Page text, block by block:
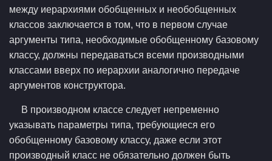
между иерархиями обобщенных и необобщенных
классов заключается в том, что в первом случае
аргументы типа, необходимые обобщенному базовому
классу, должны передаваться всеми производными
классами вверх по иерархии аналогично передаче
аргументов конструктора.
В производном классе следует непременно
указывать параметры типа, требующиеся его
обобщенному базовому классу, даже если этот
производный класс не обязательно должен быть